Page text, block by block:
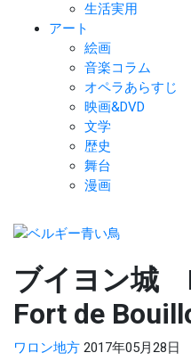
生活実用
アート
絵画
音楽コラム
オペラあらすじ
映画&DVD
文学
歴史
舞台
漫画
ブイヨン城
Fort de
ワロン地方 2017年05月28日